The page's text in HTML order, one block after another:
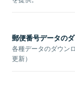
郵便番号データの
各種データのダウン
更新）